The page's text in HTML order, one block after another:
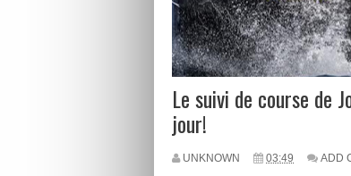
Le suivi de course de
jour!
UNKNOWN 03:49 ADD